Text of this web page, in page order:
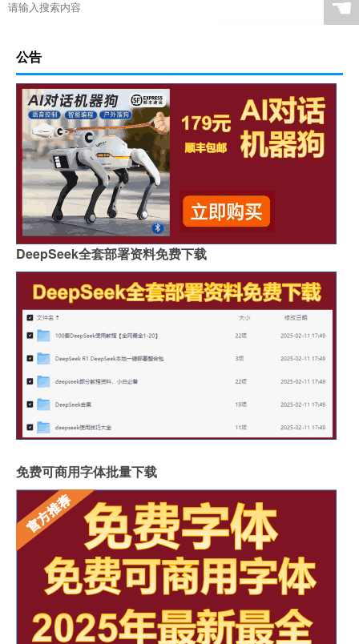
☚
公告
DeepSeek全套部署资料免费下载
免费可商用字体批量下载